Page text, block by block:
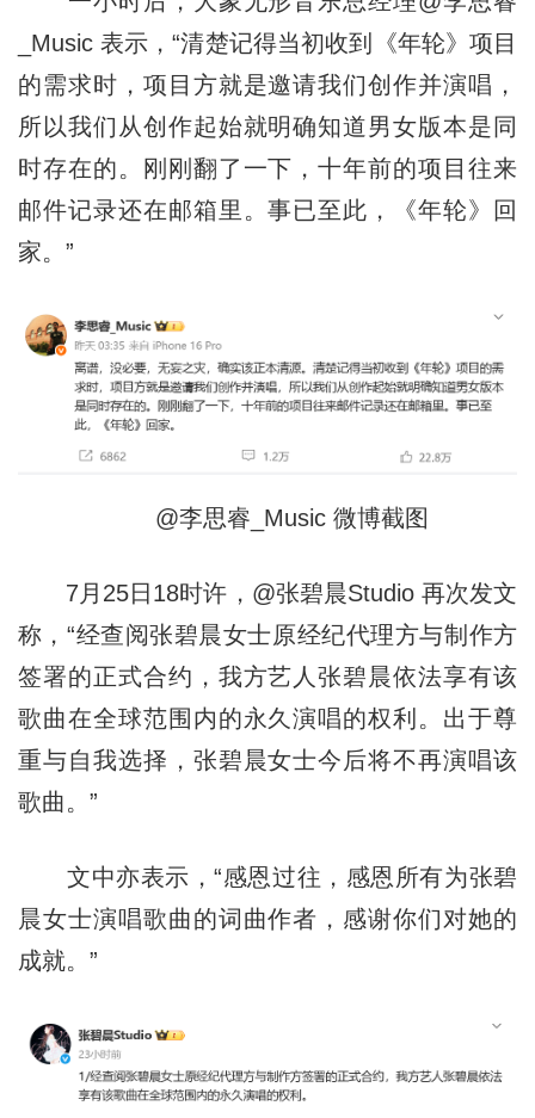
_Music 表示，“清楚记得当初收到《年轮》项目
的需求时，项目方就是邀请我们创作并演唱，
所以我们从创作起始就明确知道男女版本是同
时存在的。刚刚翻了一下，十年前的项目往来
邮件记录还在邮箱里。事已至此，《年轮》回
家。”
@李思睿_Music 微博截图
7月25日18时许，@张碧晨Studio 再次发文
称，“经查阅张碧晨女士原经纪代理方与制作方
签署的正式合约，我方艺人张碧晨依法享有该
歌曲在全球范围内的永久演唱的权利。出于尊
重与自我选择，张碧晨女士今后将不再演唱该
歌曲。”
文中亦表示，“感恩过往，感恩所有为张碧
晨女士演唱歌曲的词曲作者，感谢你们对她的
成就。”